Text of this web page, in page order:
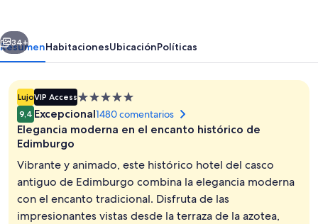
Terraza en la azotea
Siguiente
34+
ResumenHabitacionesUbicaciónPolíticas
LujoVIP AccessAlojamiento
de
5.0 estrellas
9,4 Excepcional1480 comentarios
Elegancia moderna en el encanto histórico de
Edimburgo
Vibrante y animado, este histórico hotel del casco
antiguo de Edimburgo combina la elegancia moderna
con el encanto tradicional. Disfruta de las
impresionantes vistas desde la terraza de la azotea,